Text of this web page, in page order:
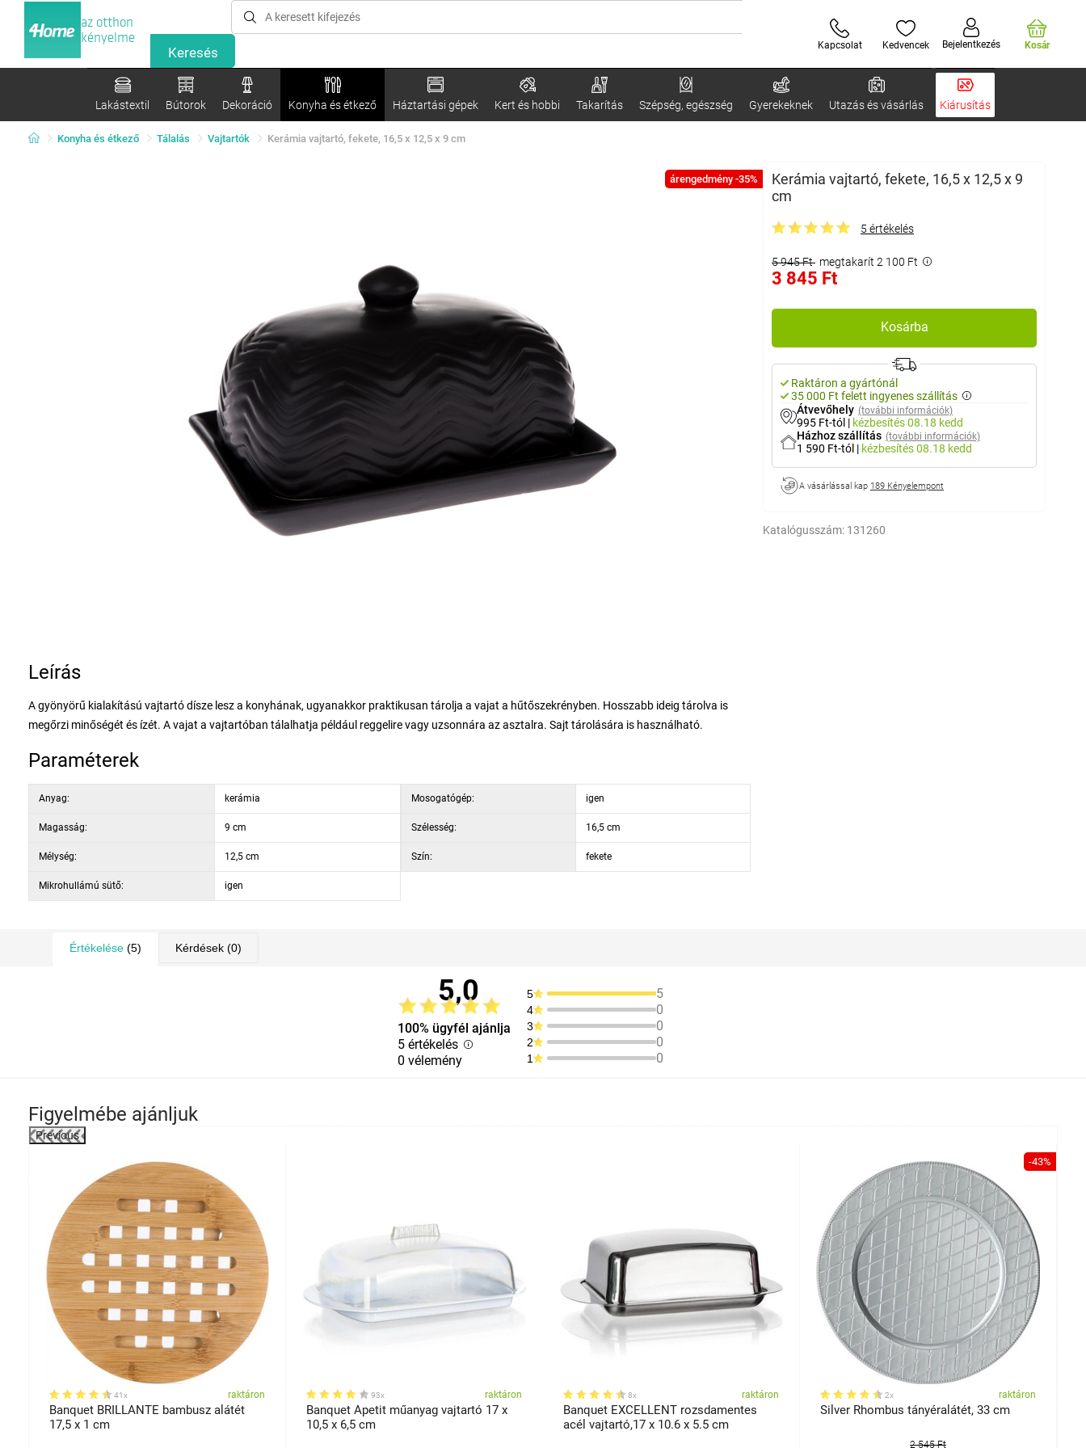
az otthon
kényelme
Kapcsolat Kedvencek Bejelentkezés Kosár
Lakástextil Bútorok Dekoráció Konyha és étkező Háztartási gépek Kert és hobbi Takarítás Szépség, egészség Gyerekeknek Utazás és vásárlás Kiárusítás
Konyha és étkező Tálalás Vajtartók Kerámia vajtartó, fekete, 16,5 x 12,5 x 9 cm
árengedmény -35%
Kerámia vajtartó, fekete, 16,5 x 12,5 x 9
cm
5 értékelés
5 945 Ft megtakarít 2 100 Ft
3 845 Ft
Kosárba
Raktáron a gyártónál
35 000 Ft felett ingyenes szállítás
Átvevőhely (további információk)
995 Ft-tól | kézbesítés08.18 kedd
Házhoz szállítás (további információk)
1 590 Ft-tól | kézbesítés08.18 kedd
A vásárlással kap 189 Kényelempont
Katalógusszám: 131260
Leírás
A gyönyörű kialakítású vajtartó dísze lesz a konyhának, ugyanakkor praktikusan tárolja a vajat a hűtőszekrényben. Hosszabb ideig tárolva is
megőrzi minőségét és ízét. A vajat a vajtartóban tálalhatja például reggelire vagy uzsonnára az asztalra. Sajt tárolására is használható.
Paraméterek
Anyag: kerámia
Magasság: 9 cm
Mélység: 12,5 cm
Mikrohullámú sütő: igen
Mosogatógép: igen
Szélesség: 16,5 cm
Szín: fekete
Értékelése (5) Kérdések (0)
5,0
100% ügyfél ajánlja
5 értékelés
0 vélemény
5 5
4 0
3 0
2 0
1 0
Figyelmébe ajánljuk
Previous
41x raktáron
Banquet BRILLANTE bambusz alátét
17,5 x 1 cm
93x raktáron
Banquet Apetit műanyag vajtartó 17 x
10,5 x 6,5 cm
8x raktáron
Banquet EXCELLENT rozsdamentes
acél vajtartó,17 x 10.6 x 5.5 cm
-43%
2x raktáron
Silver Rhombus tányéralátét, 33 cm
2 545 Ft